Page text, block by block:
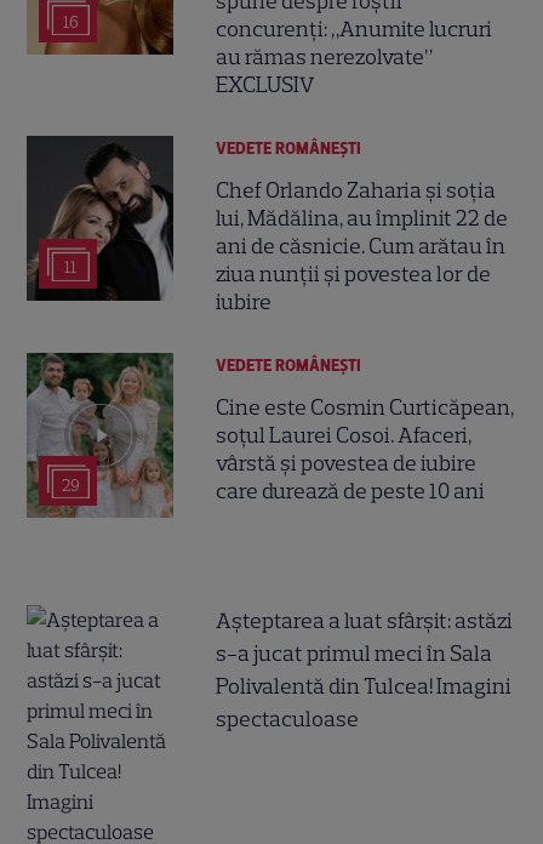
16
concurenți: „Anumite lucruri
au rămas nerezolvate”
EXCLUSIV
11
VEDETE ROMÂNEŞTI
Chef Orlando Zaharia și soția
lui, Mădălina, au împlinit 22 de
ani de căsnicie. Cum arătau în
ziua nunții și povestea lor de
iubire
29
VEDETE ROMÂNEŞTI
Cine este Cosmin Curticăpean,
soțul Laurei Cosoi. Afaceri,
vârstă și povestea de iubire
care durează de peste 10 ani
Așteptarea a luat sfârșit: astăzi
s-a jucat primul meci în Sala
Polivalentă din Tulcea! Imagini
spectaculoase